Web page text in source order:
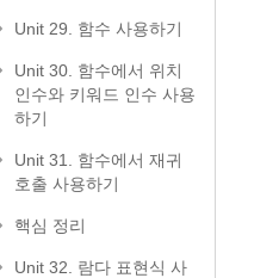
Unit 29. 함수 사용하기
Unit 30. 함수에서 위치
인수와 키워드 인수 사용
하기
Unit 31. 함수에서 재귀
호출 사용하기
핵심 정리
Unit 32. 람다 표현식 사